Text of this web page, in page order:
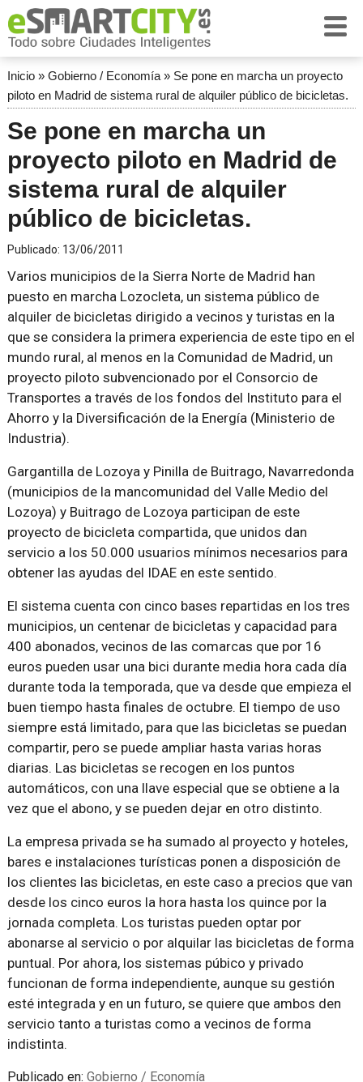
Inicio» Gobierno / Economía» Se pone en marcha un proyecto
piloto en Madrid de sistema rural de alquiler público de bicicletas.
Se pone en marcha un
proyecto piloto en Madrid de
sistema rural de alquiler
público de bicicletas.
Publicado: 13/06/2011
Varios municipios de la Sierra Norte de Madrid han
puesto en marcha Lozocleta, un sistema público de
alquiler de bicicletas dirigido a vecinos y turistas en la
que se considera la primera experiencia de este tipo en el
mundo rural, al menos en la Comunidad de Madrid, un
proyecto piloto subvencionado por el Consorcio de
Transportes a través de los fondos del Instituto para el
Ahorro y la Diversificación de la Energía (Ministerio de
Industria).
Gargantilla de Lozoya y Pinilla de Buitrago, Navarredonda
(municipios de la mancomunidad del Valle Medio del
Lozoya) y Buitrago de Lozoya participan de este
proyecto de bicicleta compartida, que unidos dan
servicio a los 50.000 usuarios mínimos necesarios para
obtener las ayudas del IDAE en este sentido.
El sistema cuenta con cinco bases repartidas en los tres
municipios, un centenar de bicicletas y capacidad para
400 abonados, vecinos de las comarcas que por 16
euros pueden usar una bici durante media hora cada día
durante toda la temporada, que va desde que empieza el
buen tiempo hasta finales de octubre. El tiempo de uso
siempre está limitado, para que las bicicletas se puedan
compartir, pero se puede ampliar hasta varias horas
diarias. Las bicicletas se recogen en los puntos
automáticos, con una llave especial que se obtiene a la
vez que el abono, y se pueden dejar en otro distinto.
La empresa privada se ha sumado al proyecto y hoteles,
bares e instalaciones turísticas ponen a disposición de
los clientes las bicicletas, en este caso a precios que van
desde los cinco euros la hora hasta los quince por la
jornada completa. Los turistas pueden optar por
abonarse al servicio o por alquilar las bicicletas de forma
puntual. Por ahora, los sistemas púbico y privado
funcionan de forma independiente, aunque su gestión
esté integrada y en un futuro, se quiere que ambos den
servicio tanto a turistas como a vecinos de forma
indistinta.
Publicado en: Gobierno / Economía